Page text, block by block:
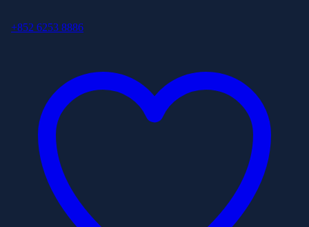
+852 6253 8886